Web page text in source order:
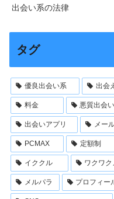
出会い系の法律
タグ
優良出会い系 出会
料金 悪質出会
出会いアプリ メー
PCMAX 定額制
イククル ワクワ
メルパラ プロフィー